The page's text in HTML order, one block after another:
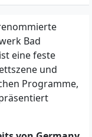
Bad
eine feste
und
Programme,